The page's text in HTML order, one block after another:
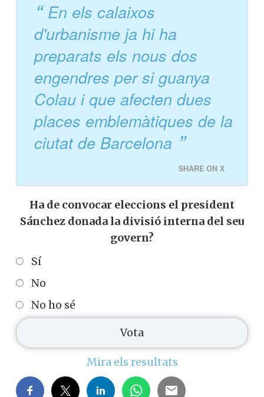
En els calaixos
d'urbanisme ja hi ha
preparats els nous dos
engendres per si guanya
Colau i que afecten dues
places emblemàtiques de la
ciutat de Barcelona
SHARE ON X
Ha de convocar eleccions el president
Sánchez donada la divisió interna del seu
govern?
Sí
No
No ho sé
Mira els resultats